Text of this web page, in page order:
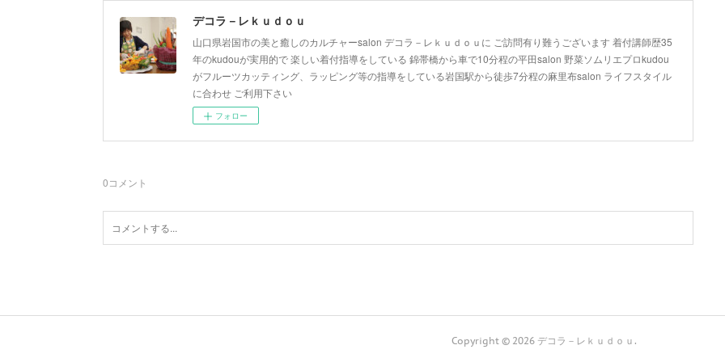
デコラ－レｋｕｄｏｕ
山口県岩国市の美と癒しのカルチャーsalon デコラ－レｋｕｄｏｕに ご訪問有り難うございます 着付講師歴35
年のkudouが実用的で 楽しい着付指導をしている 錦帯橋から車で10分程の平田salon 野菜ソムリエプロkudou
がフルーツカッティング、ラッピング等の指導をしている岩国駅から徒歩7分程の麻里布salon ライフスタイル
に合わせ ご利用下さい
フォロー
0コメント
Copyright © 2026 デコラ－レｋｕｄｏｕ .